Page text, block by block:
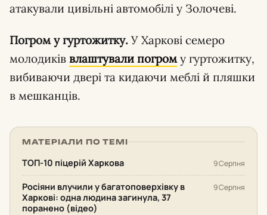
атакували цивільні автомобілі у Золочеві.
Погром у гуртожитку. У Харкові семеро
молодиків влаштували погрому гуртожитку,
вибиваючи двері та кидаючи меблі й пляшки
в мешканців.
МАТЕРІАЛИ ПО ТЕМІ
ТОП-10 піцерій Харкова 9 Серпня
Росіяни влучили у багатоповерхівку в
Харкові: одна людина загинула, 37
поранено (відео)
9 Серпня